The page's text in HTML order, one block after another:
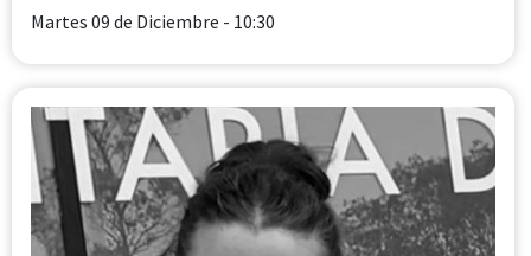
Martes 09 de Diciembre - 10:30